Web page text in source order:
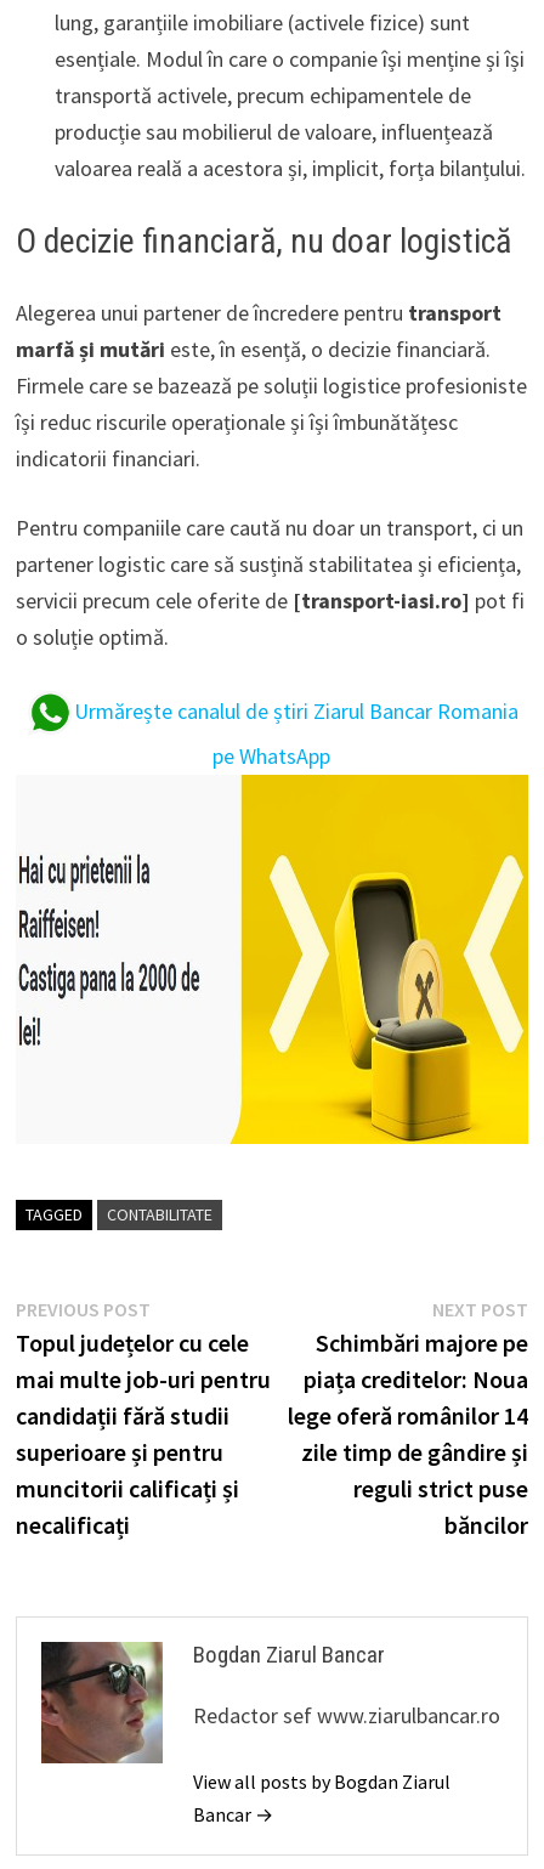
lung, garanțiile imobiliare (activele fizice) sunt
esențiale. Modul în care o companie își menține și își
transportă activele, precum echipamentele de
producție sau mobilierul de valoare, influențează
valoarea reală a acestora și, implicit, forța bilanțului.
O decizie financiară, nu doar logistică
Alegerea unui partener de încredere pentru transport
marfă și mutări este, în esență, o decizie financiară.
Firmele care se bazează pe soluții logistice profesioniste
își reduc riscurile operaționale și își îmbunătățesc
indicatorii financiari.
Pentru companiile care caută nu doar un transport, ci un
partener logistic care să susțină stabilitatea și eficiența,
servicii precum cele oferite de [transport-iasi.ro] pot fi
o soluție optimă.
Urmărește canalul de știri Ziarul Bancar Romania
pe WhatsApp
TAGGED CONTABILITATE
Post
navigation
PREVIOUS POSTPrevious
post:
Topul județelor cu cele
mai multe job-uri pentru
candidații fără studii
superioare și pentru
muncitorii calificați și
necalificați
NEXT POST
Schimbări majore pe
piața creditelor: Noua
lege oferă românilor 14
zile timp de gândire și
reguli strict puse
băncilor
Bogdan Ziarul Bancar
Redactor sef www.ziarulbancar.ro
View all posts by Bogdan Ziarul
Bancar →